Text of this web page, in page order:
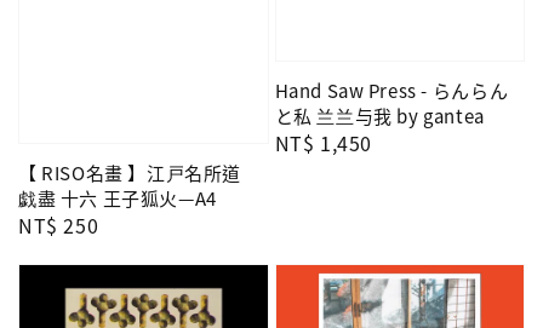
【 RISO名畫 】江戸名所道
戯盡 十六 王子狐火—A4
Regular
NT$ 250
Hand Saw Press - らんらん
と私 兰兰与我 by gantea
Regular
NT$ 1,450